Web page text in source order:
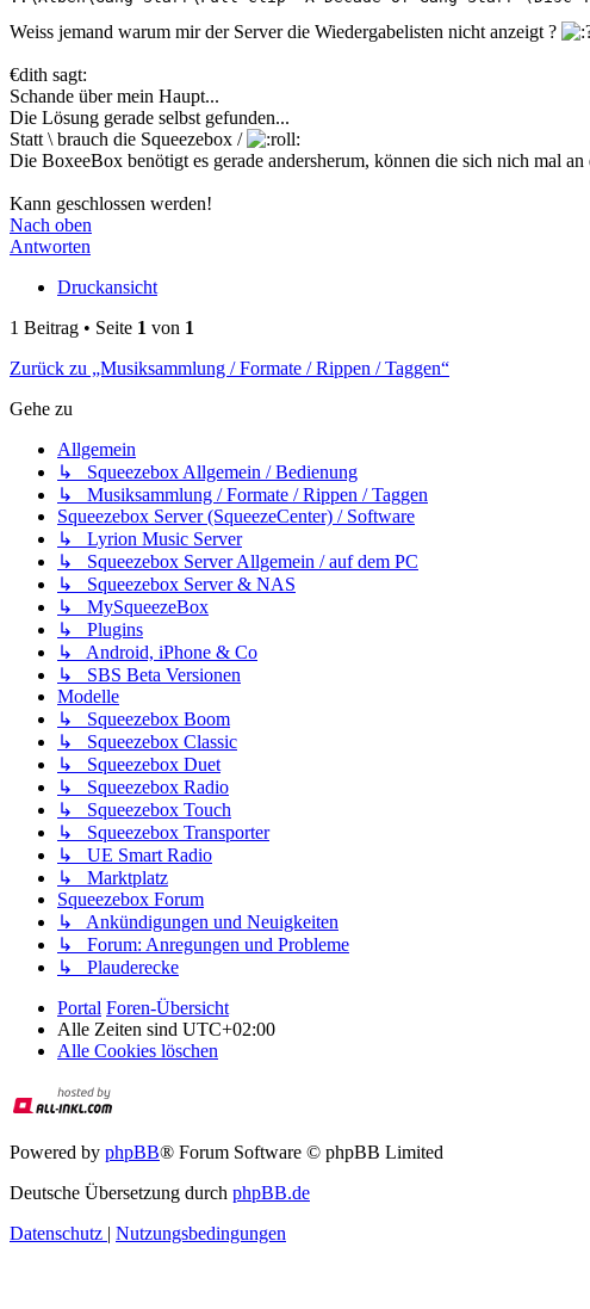
Weiss jemand warum mir der Server die Wiedergabelisten nicht anzeigt ?
€dith sagt:
Schande über mein Haupt...
Die Lösung gerade selbst gefunden...
Statt \ brauch die Squeezebox /
Die BoxeeBox benötigt es gerade andersherum, können die sich nich mal an
Kann geschlossen werden!
Nach oben
Antworten
Druckansicht
1 Beitrag • Seite 1 von 1
Zurück zu „Musiksammlung / Formate / Rippen / Taggen“
Gehe zu
Allgemein
↳ Squeezebox Allgemein / Bedienung
↳ Musiksammlung / Formate / Rippen / Taggen
Squeezebox Server (SqueezeCenter) / Software
↳ Lyrion Music Server
↳ Squeezebox Server Allgemein / auf dem PC
↳ Squeezebox Server & NAS
↳ MySqueezeBox
↳ Plugins
↳ Android, iPhone & Co
↳ SBS Beta Versionen
Modelle
↳ Squeezebox Boom
↳ Squeezebox Classic
↳ Squeezebox Duet
↳ Squeezebox Radio
↳ Squeezebox Touch
↳ Squeezebox Transporter
↳ UE Smart Radio
↳ Marktplatz
Squeezebox Forum
↳ Ankündigungen und Neuigkeiten
↳ Forum: Anregungen und Probleme
↳ Plauderecke
Portal Foren-Übersicht
Alle Zeiten sind UTC+02:00
Alle Cookies löschen
Powered by phpBB® Forum Software © phpBB Limited
Deutsche Übersetzung durch phpBB.de
Datenschutz | Nutzungsbedingungen